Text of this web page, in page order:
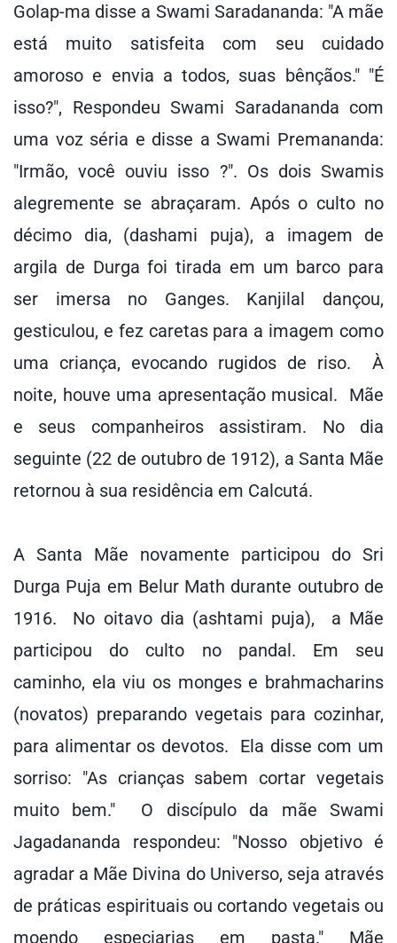
Golap-ma disse a Swami Saradananda: "A mãe
está muito satisfeita com seu cuidado
amoroso e envia a todos, suas bênçãos." "É
isso?", Respondeu Swami Saradananda com
uma voz séria e disse a Swami Premananda:
"Irmão, você ouviu isso ?". Os dois Swamis
alegremente se abraçaram. Após o culto no
décimo dia, (dashami puja), a imagem de
argila de Durga foi tirada em um barco para
ser imersa no Ganges. Kanjilal dançou,
gesticulou, e fez caretas para a imagem como
uma criança, evocando rugidos de riso. À
noite, houve uma apresentação musical. Mãe
e seus companheiros assistiram. No dia
seguinte (22 de outubro de 1912), a Santa Mãe
retornou à sua residência em Calcutá.
A Santa Mãe novamente participou do Sri
Durga Puja em Belur Math durante outubro de
1916. No oitavo dia (ashtami puja), a Mãe
participou do culto no pandal. Em seu
caminho, ela viu os monges e brahmacharins
(novatos) preparando vegetais para cozinhar,
para alimentar os devotos. Ela disse com um
sorriso: "As crianças sabem cortar vegetais
muito bem." O discípulo da mãe Swami
Jagadananda respondeu: "Nosso objetivo é
agradar a Mãe Divina do Universo, seja através
de práticas espirituais ou cortando vegetais ou
moendo especiarias em pasta." Mãe